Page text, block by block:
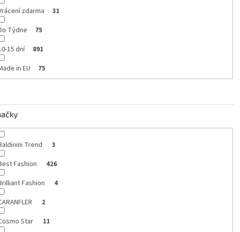
zdarma 31
Týdne 75
15 dní 891
in EU 75
Trend 3
Fashion 426
Fashion 4
2
Star 11